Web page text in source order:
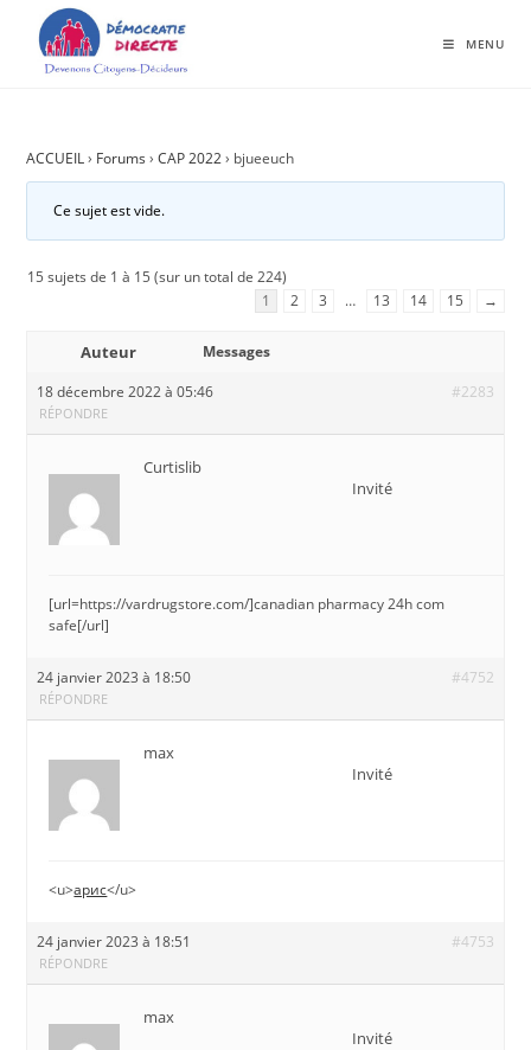
MENU
ACCUEIL › Forums › CAP 2022 › bjueeuch
Ce sujet est vide.
15 sujets de 1 à 15 (sur un total de 224)
1
2 3 … 13 14 15 →
Auteur
Messages
18 décembre 2022 à 05:46
#2283
RÉPONDRE
Curtislib
Invité
[url=https://vardrugstore.com/]canadian pharmacy 24h com
safe[/url]
24 janvier 2023 à 18:50 #4752
RÉPONDRE
max
Invité
<u>арис</u>
24 janvier 2023 à 18:51 #4753
RÉPONDRE
max
Invité